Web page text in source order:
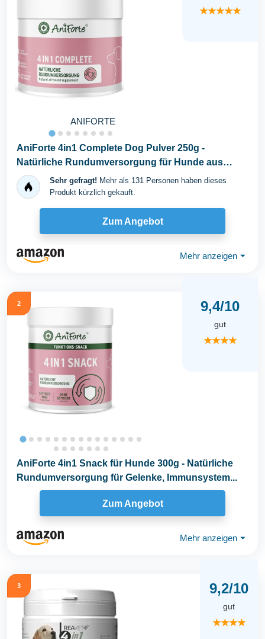
ANIFORTE
★★★★★
AniForte 4in1 Complete Dog Pulver 250g -
Natürliche Rundumversorgung für Hunde aus
Gelenkpulver...
Sehr gefragt! Mehr als 131 Personen haben dieses
Produkt kürzlich gekauft.
Zum Angebot
Mehr anzeigen ⏷
2 9,4/10
gut
★★★★
AniForte 4in1 Snack für Hunde 300g - Natürliche
Rundumversorgung für Gelenke, Immunsystem...
Zum Angebot
Mehr anzeigen ⏷
3 9,2/10
gut
★★★★